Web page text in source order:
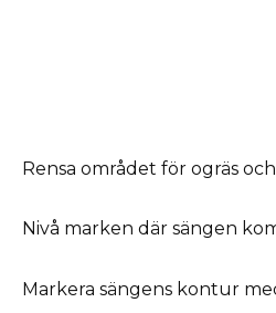
Rensa området för ogräs
Nivå marken där sängen
Markera sängens kontur